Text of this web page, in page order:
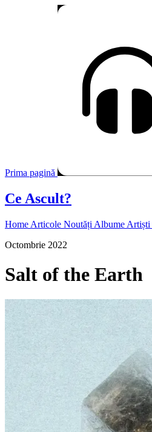
Prima pagină
Ce Ascult?
Home Articole Noutăți Albume Artiști
Octombrie 2022
Salt of the Earth
Pagina externă
Pagina externă
Pagina externă
Pagina externă
Pagina externă
Pagina externă